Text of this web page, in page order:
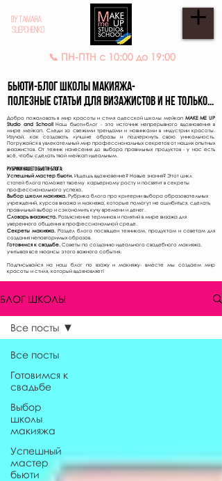
BY TAMARA
SLIEPCHENKO
📞 ПН-ПТН с 10:00 до 19:00
Бьюти-Блог школы макияжа-
полезные статьи для визажистов и не только...
Добро пожаловать в мир красоты и стиля одесской школы мейкап MAKE ME UP
Studio and School!Наш бьюти-блог - это источник непрерывного вдохновения в
мире мейкап. Следи за свежими трендами и новинками в индустрии красоты.
Изучай, как создавать лучшие образы и подчеркнуть свою уникальность.
Погружайся в увлекательный мир профессиональных секретов от наших опытных
визажистов. От техник нанесения до выбора правильных продуктов - у нас есть
всё, чтобы сделать твой мейкап идеальным.
Рубрики нашего бьюти-блога:
Успешный мастер бьюти. Ищешь вдохновение? Новые знания? Этот цикл
статей блога поможет твоему карьерному росту и посвятит в секреты
профессионального успеха.
Выбор школи макияжа. Рубрика блога про критерии выбора образовательных
учреждений, курсов визажа и макияжа, которые помогут не ошибиться, сделать
правильный выбор и сэкономить кучу времени и денег.
Словарь визажиста. Разъяснение терминов и понятий в мире визажа для
уверенного общения в профессиональной среде.
Секреты макияжа. Раздел блога посвящен техникам, продуктам и советам для
создания неповторимых образов.
Готовимся к свадьбе. Советы по созданию идеального свадебного макияжа,
учитывая все нюансы этого важного события.
Подписывайся на наш блог по взажу и макияжу- вместе мы создаем мир
красоты и стиля, который вдохновляет!
БЛОГ ШКОЛЫ
Все посты
Готовимся к
свадьбе
Выбор
школы
макияжа
Успешный
мастер
бьюти
Все посты